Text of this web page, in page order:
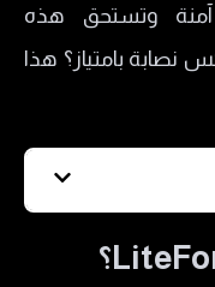
وتستحق هذه
نصابة بامتياز؟ هذا